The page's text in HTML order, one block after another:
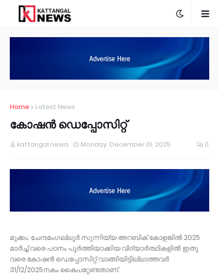
Home Latest News
കോഷൻ ഡെപ്പോസിറ്റ്
kattangal newa Monday, December 01, 2025 0
മുക്കം: ചേന്ദമംഗല്ലൂർ സുന്നിയ്യ അറബിക് കോളജിൽ 2025
മാർച്ച് വരെ പഠനം പൂർത്തിയാക്കിയ വിദ്യാർത്ഥികളിൽ ഇതു
വരെ കോഷൻ ഡെപ്പോസിറ്റ് വാങ്ങിയിട്ടില്ലാത്തവർ
31/12/2025നകം കൈപറ്റേണ്ടതാണ്.